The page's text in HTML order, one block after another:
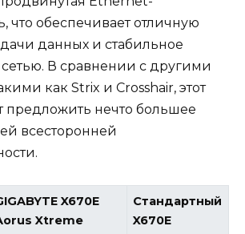
что обеспечивает отличную
данных и стабильное
В сравнении с другими
как Strix и Crosshair, этот
предложить нечто большее
всесторонней
X670E
Xtreme
Стандартный
X670E